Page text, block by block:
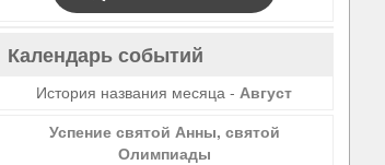
Календарь событий
История названия месяца -Август
Успение святой Анны, святой
Олимпиады